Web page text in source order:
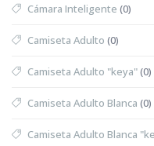
Cámara Inteligente (0)
Camiseta Adulto (0)
Camiseta Adulto "keya"(0)
Camiseta Adulto Blanca (0)
Camiseta Adulto Blanca